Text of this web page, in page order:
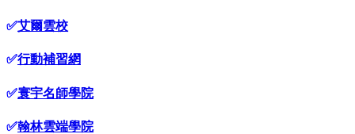
✅艾爾雲校
✅行動補習網
✅寰宇名師學院
✅翰林雲端學院